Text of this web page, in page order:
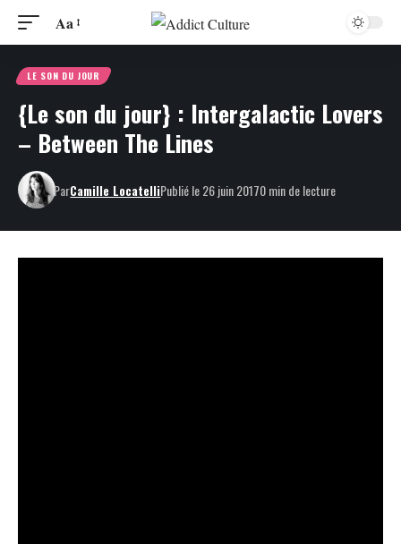
Aa
LE SON DU JOUR
{Le son du jour} : Intergalactic Lovers
– Between The Lines
ParCamille LocatelliPublié le 26 juin 20170 min de lecture